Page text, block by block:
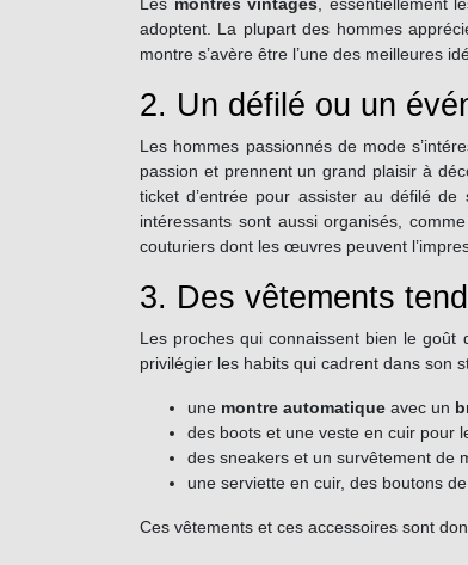
Les montres vintages, essentiellement
adoptent. La plupart des hommes
montre s’avère être l’une des meilleures
2. Un défilé ou un
Les hommes passionnés de mode
passion et prennent un grand plaisir à
ticket d’entrée pour assister au défilé
intéressants sont aussi organisés,
couturiers dont les œuvres peuvent
3. Des vêtements
Les proches qui connaissent bien le goût
privilégier les habits qui cadrent dans son
une montre automatique avec un
des boots et une veste en cuir pour
des sneakers et un survêtement de
une serviette en cuir, des boutons
Ces vêtements et ces accessoires sont